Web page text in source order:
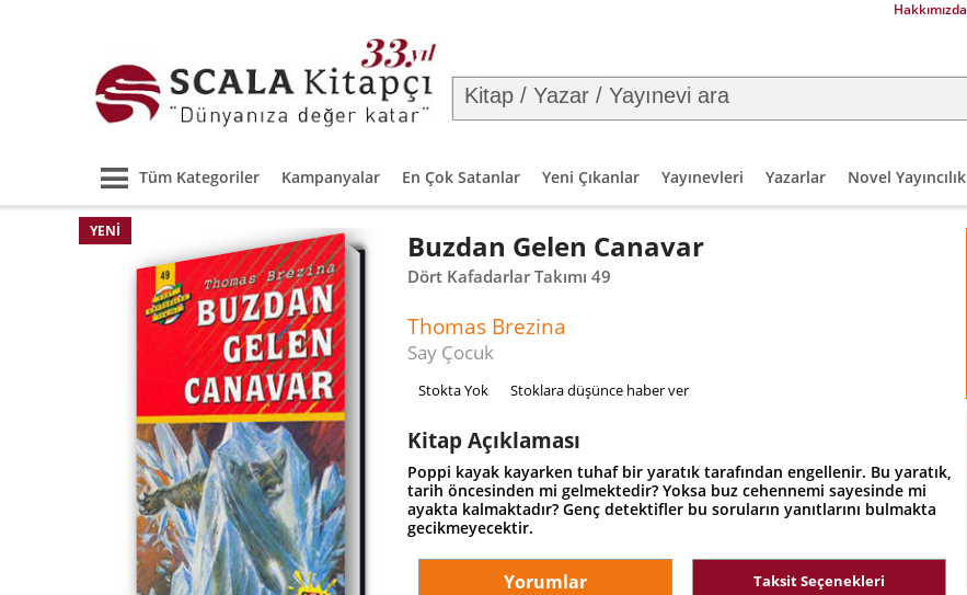
Hakkımızda
Tüm Kategoriler Kampanyalar En Çok Satanlar Yeni Çıkanlar Yayınevleri Yazarlar Novel Yayıncılık
YENI Buzdan Gelen Canavar
Dört Kafadarlar Takımı 49
Thomas Brezina
Say Çocuk
Stokta Yok Stoklara düşünce haber ver
Kitap Açıklaması
Poppi kayak kayarken tuhaf bir yaratık tarafından engellenir. Bu yaratık,
tarih öncesinden mi gelmektedir? Yoksa buz cehennemi sayesinde mi
ayakta kalmaktadır? Genç detektifler bu soruların yanıtlarını bulmakta
gecikmeyecektir.
Yorumlar Taksit Seçenekleri